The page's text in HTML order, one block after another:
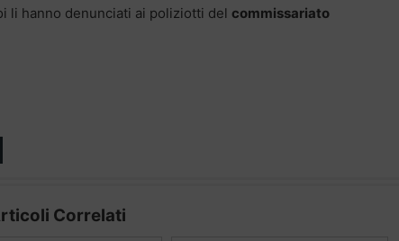
li hanno denunciati ai poliziotti del commissariato
Correlati